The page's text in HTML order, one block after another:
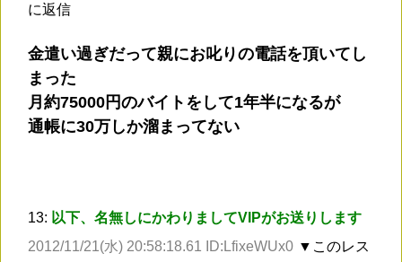
に返信
金遣い過ぎだって親にお叱りの電話を頂いてし
まった
月約75000円のバイトをして1年半になるが
通帳に30万しか溜まってない
13: 以下、名無しにかわりましてVIPがお送りします
2012/11/21(水) 20:58:18.61 ID:LfixeWUx0 ▼このレス